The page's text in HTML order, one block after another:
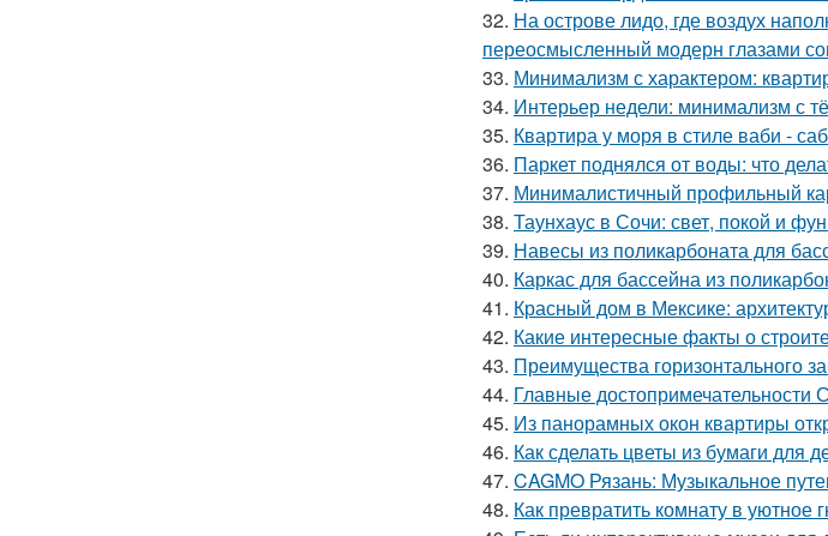
32. На острове лидо, где воздух
переосмысленный модерн глазами
33. Минимализм с характером:
34. Интерьер недели: минимализм с
35. Квартира у моря в стиле ваби -
36. Паркет поднялся от воды: что
37. Минималистичный профильный
38. Таунхаус в Сочи: свет, покой и
39. Навесы из поликарбоната для
40. Каркас для бассейна из
41. Красный дом в Мексике:
42. Какие интересные факты о
43. Преимущества горизонтального
44. Главные достопримечательности
45. Из панорамных окон квартиры
46. Как сделать цветы из бумаги для
47. CAGMO Рязань: Музыкальное
48. Как превратить комнату в